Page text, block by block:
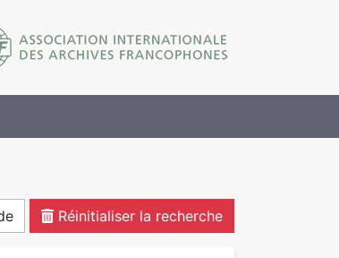
Réinitialiser la recherche